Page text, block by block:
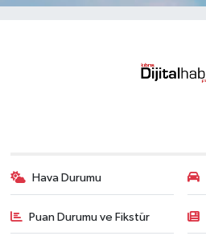
Hava Durumu
Puan Durumu ve Fikstür